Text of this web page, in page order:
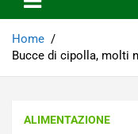
Home
Bucce di cipolla, molti
ALIMENTAZIONE